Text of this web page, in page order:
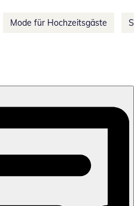
Mode für Hochzeitsgäste